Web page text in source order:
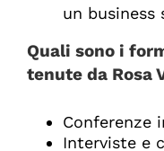
un business
Quali sono i
tenute da Rosa
Conferenze
Interviste e